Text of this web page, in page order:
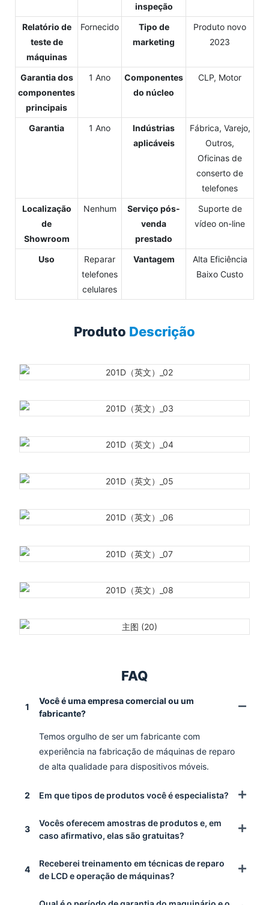
inspeção
Relatório de
teste de
máquinas
Fornecido
Tipo de
marketing
Produto novo
2023
Garantia dos
componentes
principais
1 Ano
Componentes
do núcleo
CLP, Motor
Garantia 1 Ano
Indústrias
aplicáveis
Fábrica, Varejo,
Outros,
Oficinas de
conserto de
telefones
Localização
de
Showroom
Nenhum
Serviço pós-
venda
prestado
Suporte de
vídeo on-line
Uso
Reparar
telefones
celulares
Vantagem
Alta Eficiência
Baixo Custo
Produto Descrição
FAQ
1
Você é uma empresa comercial ou um
fabricante?
Temos orgulho de ser um fabricante com
experiência na fabricação de máquinas de reparo
de alta qualidade para dispositivos móveis.
2 Em que tipos de produtos você é especialista?
3
Vocês oferecem amostras de produtos e, em
caso afirmativo, elas são gratuitas?
4
Receberei treinamento em técnicas de reparo
de LCD e operação de máquinas?